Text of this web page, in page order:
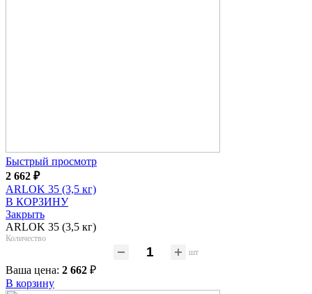
Быстрый просмотр
2 662 ₽
ARLOK 35 (3,5 кг)
В КОРЗИНУ
Закрыть
ARLOK 35 (3,5 кг)
Количество
шт
Ваша цена: 2 662 ₽
В корзину